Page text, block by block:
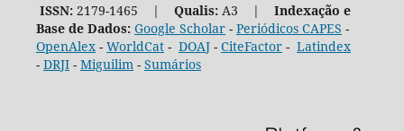
ISSN:2179-1465 | Qualis:A3 | Indexação e
Base de Dados: Google Scholar- Periódicos CAPES -
OpenAlex- WorldCat- DOAJ- CiteFactor- Latindex
- DRJI- Miguilim - Sumários